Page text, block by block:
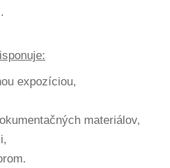
expozíciou,
materiálov,